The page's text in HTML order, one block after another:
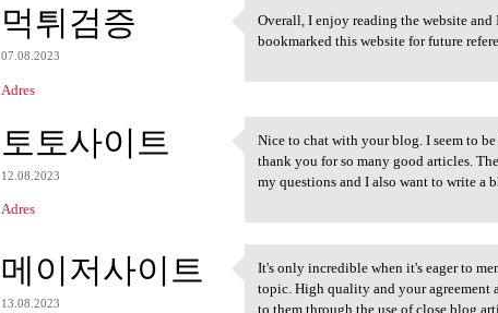
먹튀검증
07.08.2023
Adres
Overall, I enjoy reading the
Overall, I enjoy reading the website
bookmarked this website for future
토토사이트
12.08.2023
Adres
Nice to chat with your blog.
Nice to chat with your blog. I seem to
thank you for so many good articles.
my questions and I also want to write a
메이저사이트
13.08.2023
It's only incredible when it
It's only incredible when it's eager to
topic. High quality and your agreement
to them through the use of close blog